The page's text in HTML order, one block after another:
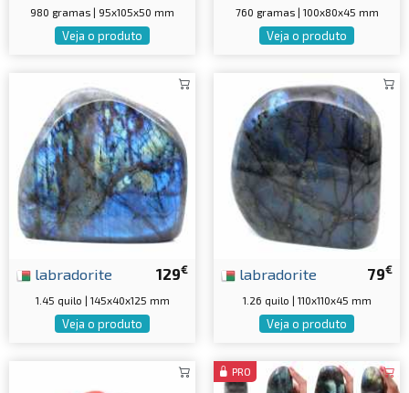
980 gramas | 95x105x50 mm
Veja o produto
760 gramas | 100x80x45 mm
Veja o produto
129€
labradorite
1.45 quilo | 145x40x125 mm
Veja o produto
79€
labradorite
1.26 quilo | 110x110x45 mm
Veja o produto
PRO